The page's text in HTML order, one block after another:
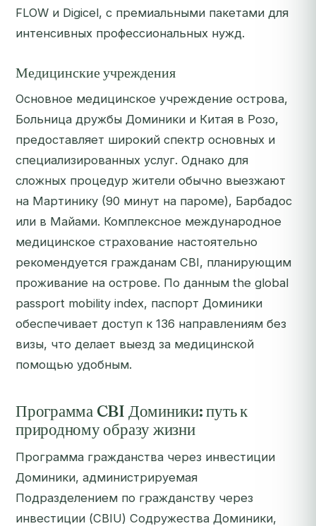
FLOW и Digicel, с премиальными пакетами для
интенсивных профессиональных нужд.
Медицинские учреждения
Основное медицинское учреждение острова,
Больница дружбы Доминики и Китая в Розо,
предоставляет широкий спектр основных и
специализированных услуг. Однако для
сложных процедур жители обычно выезжают
на Мартинику (90 минут на пароме), Барбадос
или в Майами. Комплексное международное
медицинское страхование настоятельно
рекомендуется гражданам CBI, планирующим
проживание на острове. По данным the global
passport mobility index, паспорт Доминики
обеспечивает доступ к 136 направлениям без
визы, что делает выезд за медицинской
помощью удобным.
Программа CBI Доминики: путь к
природному образу жизни
Программа гражданства через инвестиции
Доминики, администрируемая
Подразделением по гражданству через
инвестиции (CBIU) Содружества Доминики,